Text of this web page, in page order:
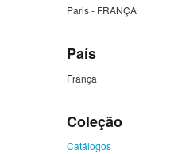
Paris - FRANÇA
País
França
Coleção
Catálogos